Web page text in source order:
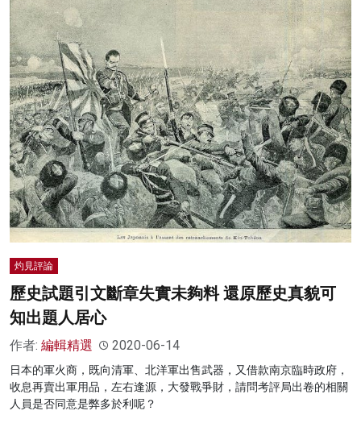
灼見評論
歷史試題引文斷章失實未夠料 還原歷史真貌可
知出題人居心
作者: 編輯精選 2020-06-14
日本的軍火商，既向清軍、北洋軍出售武器，又借款南京臨時政府，
收息再賣出軍用品，左右逢源，大發戰爭財，請問考評局出卷的相關
人員是否同意是弊多於利呢？